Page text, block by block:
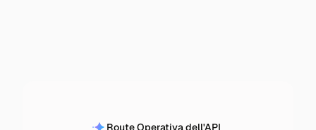
Route Operativa dell'API